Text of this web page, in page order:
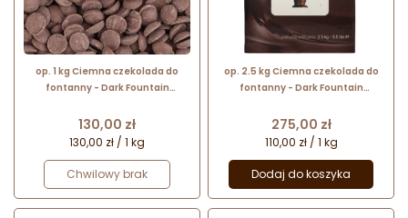
op. 1 kg Ciemna czekolada do
fontanny - Dark Fountain
Cena
130,00 zł
130,00 zł / 1 kg
Chwilowy brak
op. 2.5 kg Ciemna czekolada do
fontanny - Dark Fountain
kat. CHD-N811FOUNE4-U71
Cena
275,00 zł
110,00 zł / 1 kg
Dodaj do koszyka